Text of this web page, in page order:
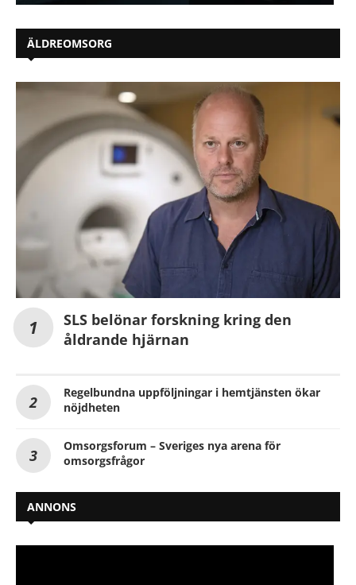
ÄLDREOMSORG
SLS belönar forskning kring den
åldrande hjärnan
Regelbundna uppföljningar i hemtjänsten ökar
nöjdheten
Omsorgsforum – Sveriges nya arena för
omsorgsfrågor
ANNONS